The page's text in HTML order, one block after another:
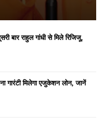
बार राहुल गांधी से मिले रिजिजू,
मिलेगा एजुकेशन लोन, जानें